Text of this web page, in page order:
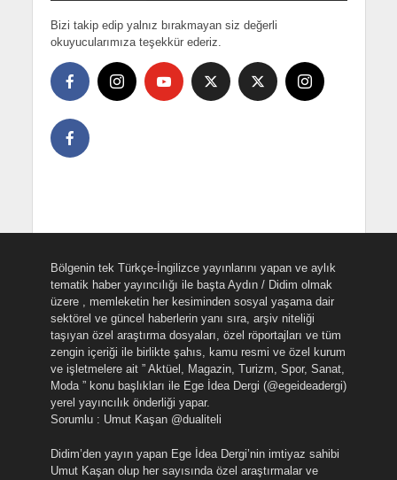
Bizi takip edip yalnız bırakmayan siz değerli
okuyucularımıza teşekkür ederiz.
Bölgenin tek Türkçe-İngilizce yayınlarını yapan ve aylık
tematik haber yayıncılığı ile başta Aydın / Didim olmak
üzere , memleketin her kesiminden sosyal yaşama dair
sektörel ve güncel haberlerin yanı sıra, arşiv niteliği
taşıyan özel araştırma dosyaları, özel röportajları ve tüm
zengin içeriği ile birlikte şahıs, kamu resmi ve özel kurum
ve işletmelere ait ” Aktüel, Magazin, Turizm, Spor, Sanat,
Moda ” konu başlıkları ile Ege İdea Dergi (@egeideadergi)
yerel yayıncılık önderliği yapar.
Sorumlu : Umut Kaşan @dualiteli
Didim’den yayın yapan Ege İdea Dergi’nin imtiyaz sahibi
Umut Kaşan olup her sayısında özel araştırmalar ve